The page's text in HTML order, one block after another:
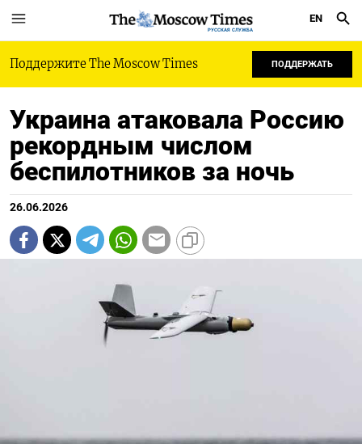
РУССКАЯ СЛУЖБА
EN
Поддержите The Moscow Times ПОДДЕРЖАТЬ
Украина атаковала Россию
рекордным числом
беспилотников за ночь
26.06.2026